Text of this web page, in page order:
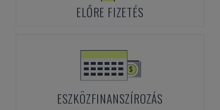
ELŐRE FIZETÉS
ESZKÖZFINANSZÍROZÁS